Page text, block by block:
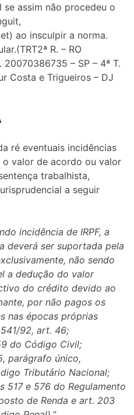
assim não procedeu o
ao insculpir a norma.
R. – RO
– SP – 4ª T.
Costa e Trigueiros – DJ
ré eventuais incidências
valor de acordo ou valor
trabalhista,
a seguir
incidência de IRPF, a
deverá ser suportada pela
não sendo
a dedução do valor
do crédito devido ao
por não pagos os
nas épocas próprias
92, art. 46;
do Código Civil;
parágrafo único,
Tributário Nacional;
517 e 576 do Regulamento
de Renda e art. 203